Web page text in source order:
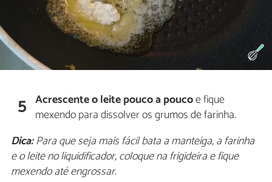
5 Acrescente o leite pouco a poucoe fique
mexendo para dissolver os grumos de farinha.
Dica:Para que seja mais fácil bata a manteiga, a farinha
e o leite no liquidificador, coloque na frigideira e fique
mexendo até engrossar.